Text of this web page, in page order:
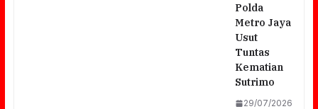
Polda
Metro Jaya
Usut
Tuntas
Kematian
Sutrimo
29/07/2026